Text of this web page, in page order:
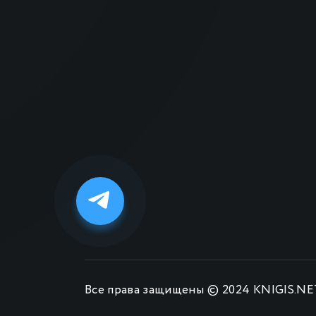
Все права защищены © 2024